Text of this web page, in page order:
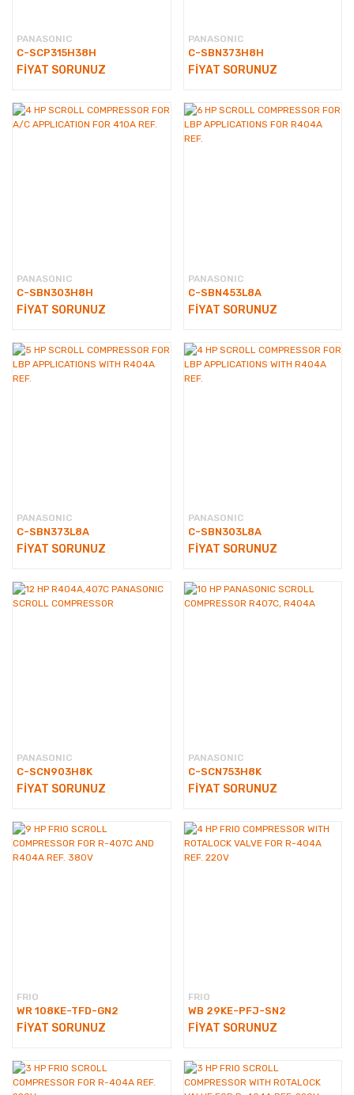
PANASONIC
C-SCP315H38H
FİYAT SORUNUZ
PANASONIC
C-SBN373H8H
FİYAT SORUNUZ
PANASONIC
C-SBN303H8H
FİYAT SORUNUZ
PANASONIC
C-SBN453L8A
FİYAT SORUNUZ
PANASONIC
C-SBN373L8A
FİYAT SORUNUZ
PANASONIC
C-SBN303L8A
FİYAT SORUNUZ
PANASONIC
C-SCN903H8K
FİYAT SORUNUZ
PANASONIC
C-SCN753H8K
FİYAT SORUNUZ
FRIO
WR 108KE-TFD-GN2
FİYAT SORUNUZ
FRIO
WB 29KE-PFJ-SN2
FİYAT SORUNUZ